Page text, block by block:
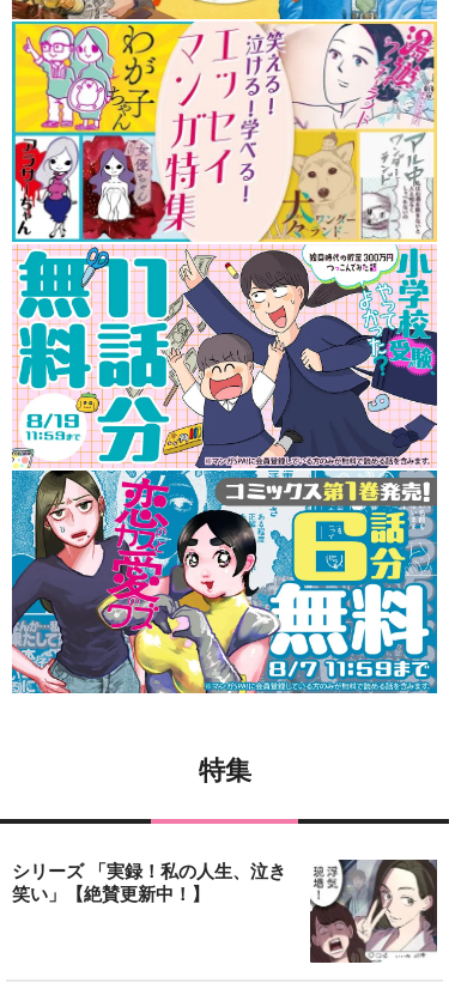
特集
シリーズ 「実録！私の人生、泣き
笑い」【絶賛更新中！】